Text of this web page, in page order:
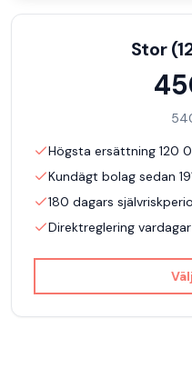
Stor
Högsta ersättning 120
Kundägt bolag sedan
180 dagars
Direktreglering